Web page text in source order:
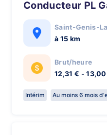
Conducteur PL
Saint-Genis-
à 15 km
Brut/heure
12,31 € -
Intérim Au moins 6 mois